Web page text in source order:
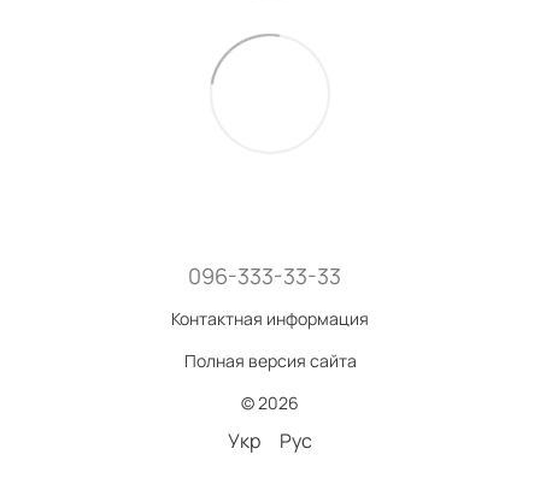
096-333-33-33
Контактная информация
Полная версия сайта
© 2026
Укр Рус